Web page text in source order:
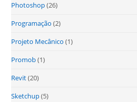
Photoshop(26)
Programação (2)
Projeto Mecânico (1)
Promob(1)
Revit(20)
Sketchup(5)